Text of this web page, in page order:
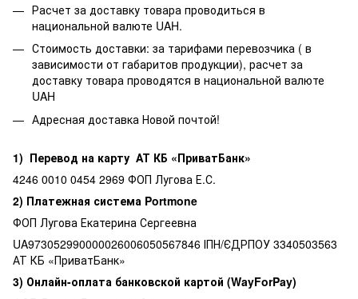
Расчет за доставку товара проводиться в
национальной валюте UAH.
Стоимость доставки: за тарифами перевозчика ( в
зависимости от габаритов продукции), расчет за
доставку товара проводятся в национальной валюте
UAH
Адресная доставка Новой почтой!
1) Перевод на карту АТ КБ «ПриватБанк»
4246 0010 0454 2969 ФОП Лугова Е.С.
2) Платежная система Portmone
ФОП Лугова Екатерина Сергеевна
UA973052990000026006050567846 ІПН/ЄДРПОУ 3340503563
АТ КБ «ПриватБанк»
3) Онлайн-оплата банковской картой (WayForPay)